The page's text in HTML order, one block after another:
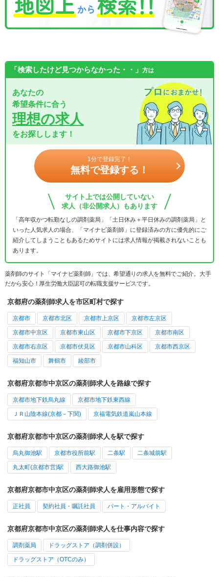
「検索したけど見つからなかった・・」 方は
あなたの
希望条件に合う
理想の求人
をお探しします！
1分で登録完了！
無料で登録する！
サイト上では公開していない
求人（非公開求人）もあります
「高年収かつ転勤なしの調剤薬局」「土日休み＋平日休みの調剤薬局」と
いった人気求人の場合、「マイナビ薬剤師」に登録済みの方に優先的にご
紹介してしまうこともあるためサイトには求人情報が掲載されないことも
あります。
薬剤師のサイト「マイナビ薬剤師」では、希望通りの求人を無料でご紹介。大手
だから安心！厚生労働大臣認可の転職支援サービスです。
京都府の薬剤師求人を市区町村で探す
京都市 京都市北区 京都市上京区 京都市左京区
京都市中京区 京都市東山区 京都市下京区 京都市南区
京都市右京区 京都市伏見区 京都市山科区 京都市西京区
福知山市 舞鶴市 綾部市
京都府京都市中京区の薬剤師求人を路線で探す
京都市地下鉄烏丸線 京都市地下鉄東西線
ＪＲ山陰本線(京都－下関) 京福電気鉄道嵐山本線
京都府京都市中京区の薬剤師求人を駅で探す
烏丸御池駅 京都市役所前駅 二条駅 二条城前駅
丸太町(京都市営)駅 西大路御池駅
京都府京都市中京区の薬剤師求人を雇用形態で探す
正社員 契約社員・嘱託社員 パート・アルバイト
京都府京都市中京区の薬剤師求人を仕事内容で探す
調剤薬局 ドラッグストア（調剤併設）
ドラッグストア（OTCのみ）